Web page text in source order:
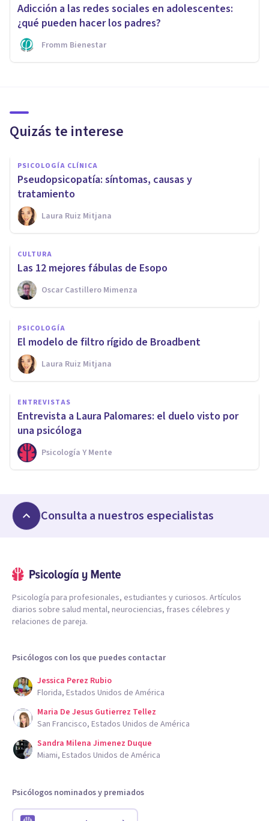
Adicción a las redes sociales en adolescentes:
¿qué pueden hacer los padres?
Fromm Bienestar
Quizás te interese
PSICOLOGÍA CLÍNICA
Pseudopsicopatía: síntomas, causas y
tratamiento
Laura Ruiz Mitjana
CULTURA
Las 12 mejores fábulas de Esopo
Oscar Castillero Mimenza
PSICOLOGÍA
El modelo de filtro rígido de Broadbent
Laura Ruiz Mitjana
ENTREVISTAS
Entrevista a Laura Palomares: el duelo visto por
una psicóloga
Psicología Y Mente
Consulta a nuestros especialistas
Psicología para profesionales, estudiantes y curiosos. Artículos
diarios sobre salud mental, neurociencias, frases célebres y
relaciones de pareja.
Psicólogos con los que puedes contactar
Jessica Perez Rubio
Florida, Estados Unidos de América
Maria De Jesus Gutierrez Tellez
San Francisco, Estados Unidos de América
Sandra Milena Jimenez Duque
Miami, Estados Unidos de América
Psicólogos nominados y premiados